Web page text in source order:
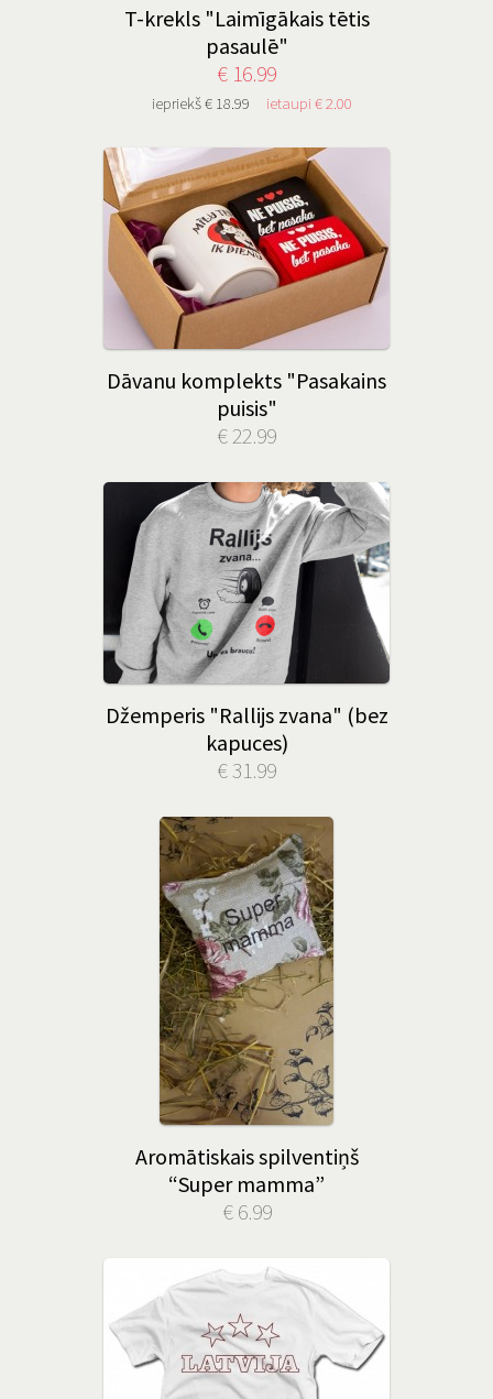
T-krekls "Laimīgākais tētis
pasaulē"
€ 16.99
iepriekš € 18.99 ietaupi € 2.00
Dāvanu komplekts "Pasakains
puisis"
€ 22.99
Džemperis "Rallijs zvana" (bez
kapuces)
€ 31.99
Aromātiskais spilventiņš
“Super mamma”
€ 6.99